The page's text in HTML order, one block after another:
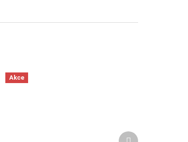
Akce
Další produkt